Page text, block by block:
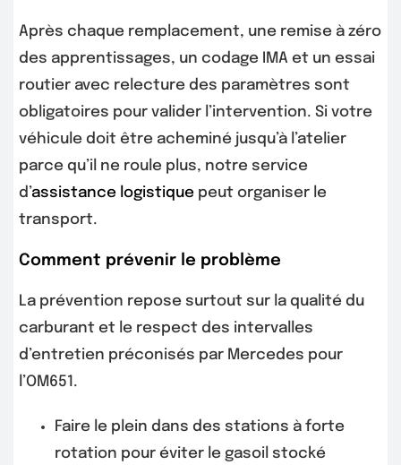
Après chaque remplacement, une remise à zéro
des apprentissages, un codage IMA et un essai
routier avec relecture des paramètres sont
obligatoires pour valider l’intervention. Si votre
véhicule doit être acheminé jusqu’à l’atelier
parce qu’il ne roule plus, notre service
d’assistance logistique peut organiser le
transport.
Comment prévenir le problème
La prévention repose surtout sur la qualité du
carburant et le respect des intervalles
d’entretien préconisés par Mercedes pour
l’OM651.
Faire le plein dans des stations à forte
rotation pour éviter le gasoil stocké